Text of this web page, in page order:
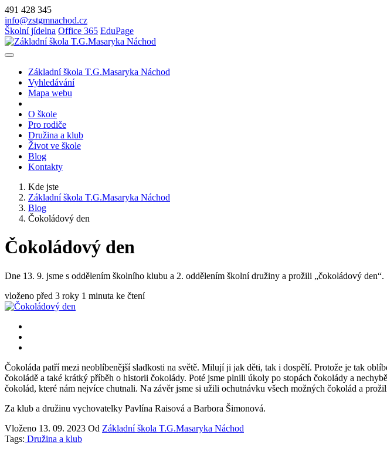
491 428 345
info@zstgmnachod.cz
Školní jídelna Office 365 EduPage
Základní škola T.G.Masaryka Náchod
Vyhledávání
Mapa webu
O škole
Pro rodiče
Družina a klub
Život ve škole
Blog
Kontakty
Kde jste
Základní škola T.G.Masaryka Náchod
Blog
Čokoládový den
Čokoládový den
Dne 13. 9. jsme s oddělením školního klubu a 2. oddělením školní družiny a prožili „čokoládový den“.
vloženo před 3 roky 1 minuta ke čtení
Čokoláda patří mezi neoblíbenější sladkosti na světě. Milují ji jak děti, tak i dospělí. Protože je tak
čokoládě a také krátký příběh o historii čokolády. Poté jsme plnili úkoly po stopách čokolády a
čokolád, které nám nejvíce chutnali. Na závěr jsme si užili ochutnávku všech možných čokolád a
Za klub a družinu vychovatelky Pavlína Raisová a Barbora Šimonová.
Vloženo 13. 09. 2023 Od Základní škola T.G.Masaryka Náchod
Tags: Družina a klub